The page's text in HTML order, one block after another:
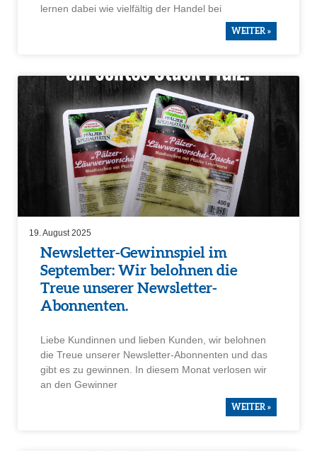
lernen dabei wie vielfältig der Handel bei
WEITER »
Newsletter-Gewinn­spiel im
September: Wir belohnen die
Treue unserer Newsletter-
Abonnenten.
Liebe Kundinnen und lieben Kunden, wir belohnen
die Treue unserer Newsletter-Abonnenten und das
gibt es zu gewinnen. In diesem Monat verlosen wir
an den Gewinner
WEITER »
19. August 2025